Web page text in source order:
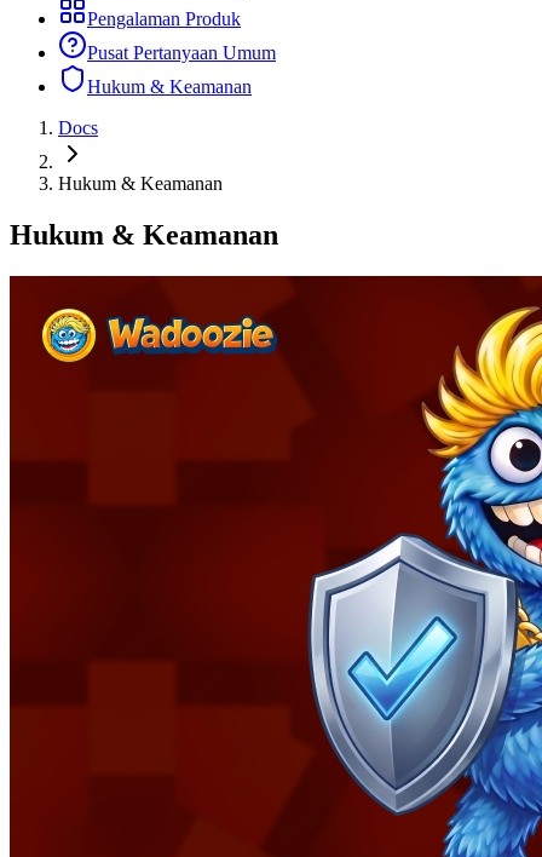
Pengalaman Produk
Pusat Pertanyaan Umum
Hukum & Keamanan
Docs
Hukum & Keamanan
Hukum & Keamanan